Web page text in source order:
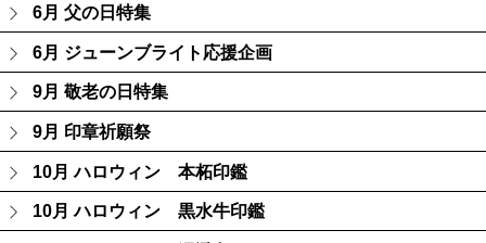
6月 父の日特集
6月 ジューンブライト応援企画
9月 敬老の日特集
9月 印章祈願祭
10月 ハロウィン 本柘印鑑
10月 ハロウィン 黒水牛印鑑